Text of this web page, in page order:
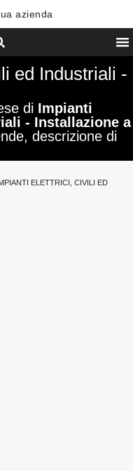
azienda
ed Industriali -
di Impianti
- Installazione a
descrizione di
ELETTRICI, CIVILI ED